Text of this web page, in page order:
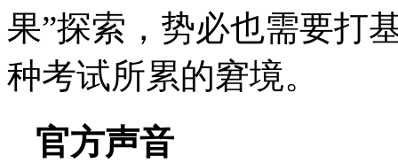
果”探索，势必也需要打
种考试所累的窘境。
官方声音